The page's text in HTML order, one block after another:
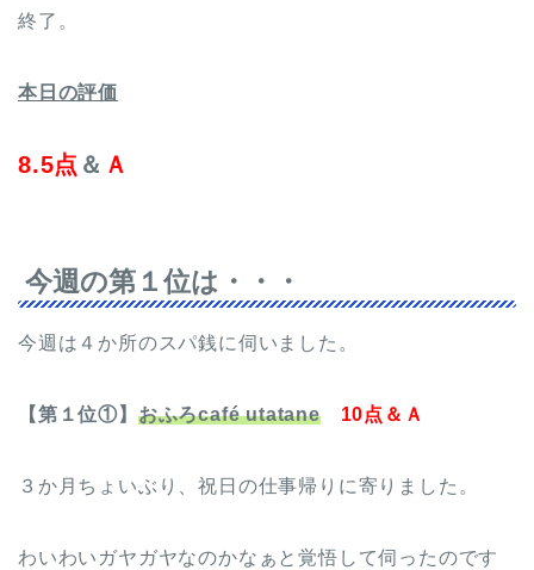
終了。
本日の評価
8.5点 ＆ Ａ
今週の第１位は・・・
今週は４か所のスパ銭に伺いました。
【第１位①】 おふろcafé utatane 10点＆Ａ
３か月ちょいぶり、祝日の仕事帰りに寄りました。
わいわいガヤガヤなのかなぁと覚悟して伺ったのです